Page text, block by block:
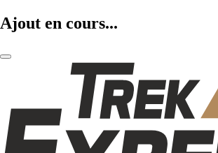
Ajout en cours...